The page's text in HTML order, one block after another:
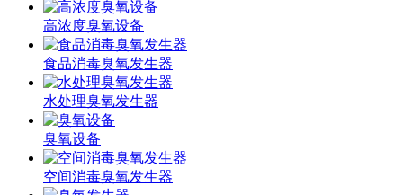
高浓度臭氧设备
食品消毒臭氧发生器
水处理臭氧发生器
臭氧设备
空间消毒臭氧发生器